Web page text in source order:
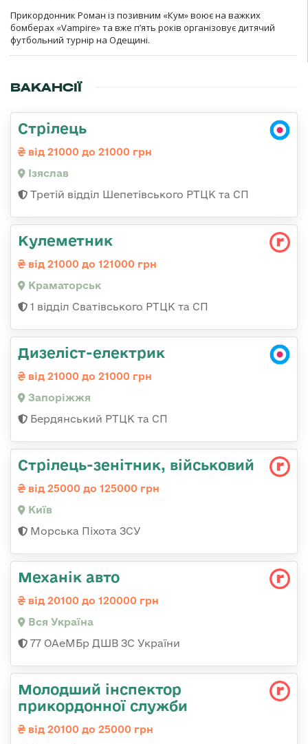
Прикордонник Роман із позивним «Кум» воює на важких
бомберах «Vampire» та вже п’ять років організовує дитячий
футбольний турнір на Одещині.
ВАКАНСІЇ
Стрілець
від 21000 до 21000 грн
Ізяслав
Третій відділ Шепетівського РТЦК та СП
Кулеметник
від 21000 до 121000 грн
Краматорськ
1 відділ Сватівського РТЦК та СП
Дизеліст-електрик
від 21000 до 21000 грн
Запоріжжя
Бердянський РТЦК та СП
Стpілець-зенітник, військовий
від 25000 до 125000 грн
Київ
Морська Піхота ЗСУ
Механік авто
від 20100 до 120000 грн
Вся Україна
77 ОАеМБр ДШВ ЗС України
Молодший інспектор
прикордонної служби
від 20100 до 25000 грн